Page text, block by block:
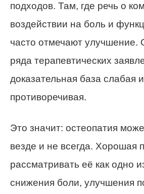
подходов. Там, где речь о
воздействии на боль и
часто отмечают улучшение.
ряда терапевтических
доказательная база слабая
противоречивая.
Это значит: остеопатия
везде и не всегда. Хорошая
рассматривать её как одно
снижения боли, улучшения